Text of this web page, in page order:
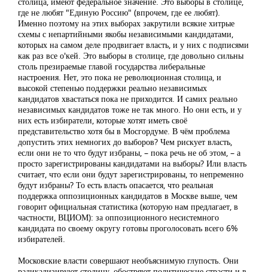
где не любят "Единую Россию" (впрочем, где ее любят).
Именно поэтому на этих выборах закрутили всякие хитрые
схемы с непартийными якобы независимыми кандидатами,
которых на самом деле продвигает власть, и у них с подписями
как раз все о'кей. Это выборы в столице, где довольно сильны
столь презираемые главой государства либеральные
настроения. Нет, это пока не революционная столица, и
высокой степенью поддержки реально независимых
кандидатов хвастаться пока не приходится. И самих реально
независимых кандидатов тоже не так много. Но они есть, и у
них есть избиратели, которые хотят иметь своё
представительство хотя бы в Мосгордуме. В чём проблема
допустить этих немногих до выборов? Чем рискует власть,
если они не то что будут избраны, – пока речь не об этом, – а
просто зарегистрированы кандидатами на выборы? Или власть
считает, что если они будут зарегистрированы, то непременно
будут избраны? То есть власть опасается, что реальная
поддержка оппозиционных кандидатов в Москве выше, чем
говорит официальная статистика (которую нам предлагает, в
частности, ВЦИОМ): за оппозиционного несистемного
кандидата по своему округу готовы проголосовать всего 6%
избирателей.
Московские власти совершают необъяснимую глупость. Они